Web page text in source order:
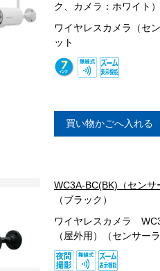
ク、カメラ：ホワイト）
ワイヤレスカメラ（セ
ット
買い物かごへ入れる
WC3A-BC(BK)（センサ
（ブラック）
ワイヤレスカメラ
（屋外用）（センサー